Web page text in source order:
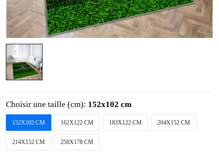
Choisir une taille (cm): 152x102 cm
152X102 CM 162X122 CM 183X122 CM 204X152 CM
214X152 CM 250X178 CM